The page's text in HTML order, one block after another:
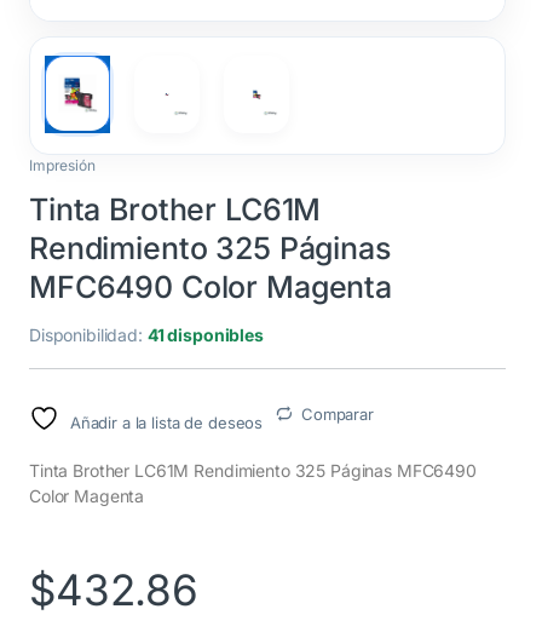
Impresión
Tinta Brother LC61M
Rendimiento 325 Páginas
MFC6490 Color Magenta
Disponibilidad: 41 disponibles
Añadir a la lista de deseos Comparar
Tinta Brother LC61M Rendimiento 325 Páginas MFC6490
Color Magenta
$432.86